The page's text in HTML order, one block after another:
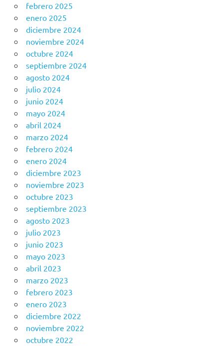
febrero 2025
enero 2025
diciembre 2024
noviembre 2024
octubre 2024
septiembre 2024
agosto 2024
julio 2024
junio 2024
mayo 2024
abril 2024
marzo 2024
febrero 2024
enero 2024
diciembre 2023
noviembre 2023
octubre 2023
septiembre 2023
agosto 2023
julio 2023
junio 2023
mayo 2023
abril 2023
marzo 2023
febrero 2023
enero 2023
diciembre 2022
noviembre 2022
octubre 2022